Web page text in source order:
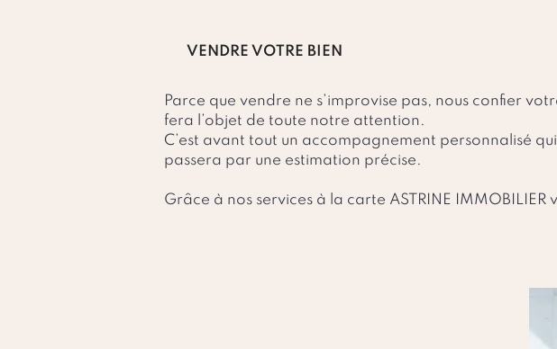
VENDRE VOTRE BIEN
Parce que vendre ne s’improvise pas, nous confier
fera l’objet de toute notre attention.
C’est avant tout un accompagnement personnalisé qui
passera par une estimation précise.
Grâce à nos services à la carte ASTRINE IMMOBILIER
estimation immobilière en profitant de notre